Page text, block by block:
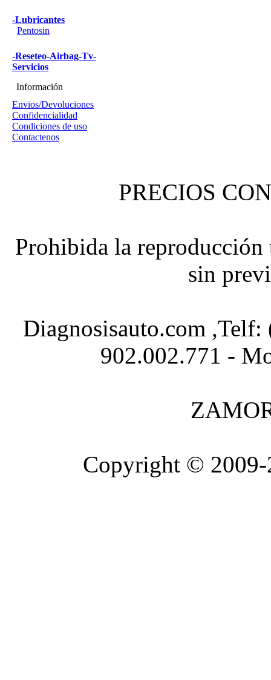
-Lubricantes
Pentosin
-Reseteo-Airbag-Tv-
Servicios
Información
Envios/Devoluciones
Confidencialidad
Condiciones de uso
Contactenos
PRECIOS
Prohibida la
sin
Diagnosisauto.com
902.002.771 -
Copyright ©